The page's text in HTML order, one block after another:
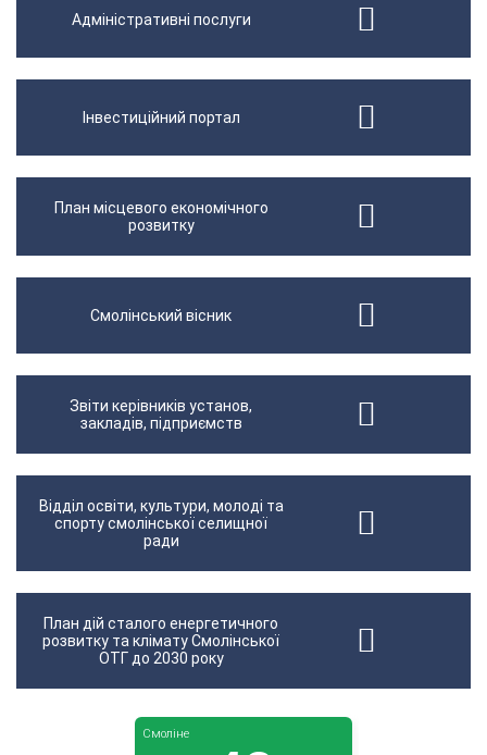
Адміністративні послуги
Інвестиційний портал
План місцевого економічного
розвитку
Смолінський вісник
Звіти керівників установ,
закладів, підприємств
Відділ освіти, культури, молоді та
спорту смолінської селищної
ради
План дій сталого енергетичного
розвитку та клімату Смолінської
ОТГ до 2030 року